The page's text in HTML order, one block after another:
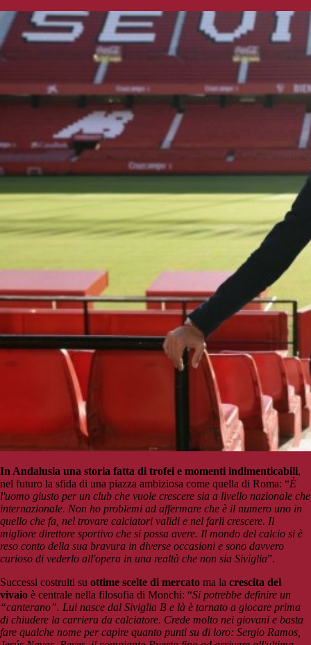
In Andalusia una storia fatta di trofei e momenti indimenticabili,
nel futuro la sfida di una piazza ambiziosa come quella di Roma: “È
l'uomo giusto per un club che vuole crescere sia a livello nazionale che
internazionale. Non ho problemi ad affermare che è il numero uno in
quello che fa, nel trovare calciatori validi e nel farli crescere. Il
migliore direttore sportivo che si possa avere. Il mondo del calcio si è
reso conto della sua bravura in diverse occasioni e sono davvero
curioso di vederlo all'opera in una realtà che non sia Siviglia”.
Successi costruiti su ottime scelte di mercato ma la crescita del
vivaio è centrale nella filosofia di Monchi: “Si potrebbe definire un
“canterano”. Lui nasce dal Siviglia B e là è tornato a giocare prima
di chiudere la carriera da calciatore. Crede molto nei giovani e basta
fare qualche nome per capire quanto punti su di loro: Sergio Ramos,